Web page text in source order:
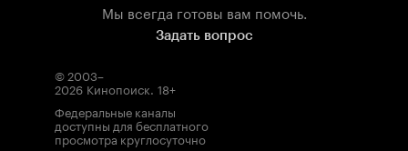
Мы всегда готовы вам помочь.
Задать вопрос
© 2003–
2026 Кинопоиск. 18+
Федеральные каналы
доступны для бесплатного
просмотра круглосуточно